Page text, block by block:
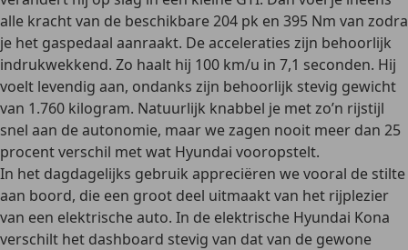
alle kracht van de beschikbare 204 pk en 395 Nm van zodra
je het gaspedaal aanraakt. De acceleraties zijn behoorlijk
indrukwekkend. Zo haalt hij 100 km/u in 7,1 seconden. Hij
voelt levendig aan, ondanks zijn behoorlijk stevig gewicht
van 1.760 kilogram. Natuurlijk knabbel je met zo’n rijstijl
snel aan de autonomie, maar we zagen nooit meer dan 25
procent verschil met wat Hyundai vooropstelt.
In het dagdagelijks gebruik appreciëren we vooral de stilte
aan boord, die een groot deel uitmaakt van het rijplezier
van een elektrische auto. In de elektrische Hyundai Kona
verschilt het dashboard stevig van dat van de gewone